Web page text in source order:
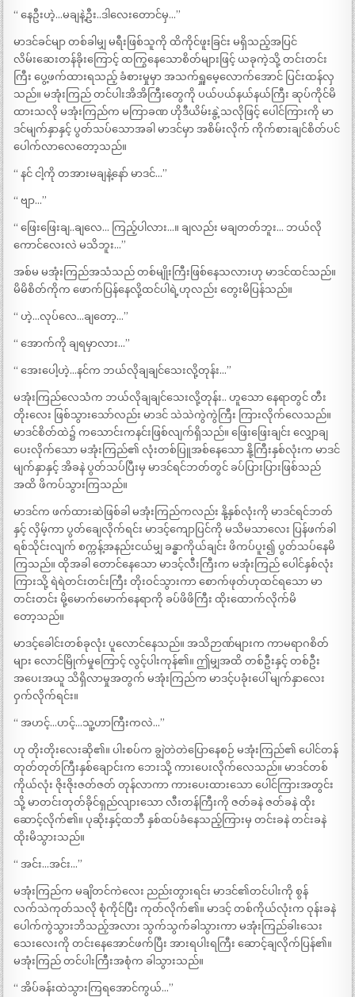
“ နေဦးဟဲ့…မချနဲ့ဦး..ဒါလေးတောင်မှ…”
မာဒင်ခင်မျာ တစ်ခါမျှ မရီးဖြစ်သူကို ထိကိုင်ဖူးခြင်း မရှိသည့်အပြင်
လိမ်းဆေးတန်ခိုးကြောင့် ထကြွနေသောစိတ်များဖြင့် ယခုကဲ့သို့ တင်းတင်း
ကြီး ပွေ့ဖက်ထားရသည့် ခံစားမှုမှာ အသက်ရှူမေ့လောက်အောင် ပြင်းထန်လှ
သည်။ မအုံးကြည် တင်ပါးအိအိကြီးတွေကို ပယ်ပယ်နယ်နယ်ကြီး ဆုပ်ကိုင်မိ
ထားသလို မအုံးကြည်က မကြာခဏ ဟိုဒီယိမ်းနွဲ့သလိုဖြင့် ပေါင်ကြားကို မာ
ဒင်မျက်နှာနှင့် ပွတ်သပ်သောအခါ မာဒင်မှာ အစိမ်းလိုက် ကိုက်စားချင်စိတ်ပင်
ပေါက်လာလေတော့သည်။
“ နင် ငါ့ကို တအားမချနဲ့နော် မာဒင်…”
“ ဗျာ…”
“ ဖြေးဖြေးချ..ချလေ… ကြည့်ပါလား…။ ချလည်း မချတတ်ဘူး… ဘယ်လို
ကောင်လေးလဲ မသိဘူး…”
အစ်မ မအုံးကြည်အသံသည် တစ်မျိုးကြီးဖြစ်နေသလားဟု မာဒင်ထင်သည်။
မိမိစိတ်ကိုက ဖောက်ပြန်နေလို့ထင်ပါရဲ့ဟုလည်း တွေးမိပြန်သည်။
“ ဟဲ့…လုပ်လေ…ချတော့…”
“ အောက်ကို ချရမှာလား…”
“ အေးပေါ့ဟဲ့…နင်က ဘယ်လိုချချင်သေးလို့တုန်း…”
မအုံးကြည်လေသံက ဘယ်လိုချချင်သေးလို့တုန်း.. ဟူသော နေရာတွင် တီး
တိုးလေး ဖြစ်သွားသော်လည်း မာဒင် သဲသဲကွဲကွဲကြီး ကြားလိုက်လေသည်။
မာဒင်စိတ်ထဲ၌ ကသောင်းကနင်းဖြစ်လျက်ရှိသည်။ ဖြေးဖြေးချင်း လျှောချ
ပေးလိုက်သော မအုံးကြည်၏ လုံးတစ်ပြူအစ်နေသော နို့ကြီးနှစ်လုံးက မာဒင်
မျက်နှာနှင့် အိခနဲ ပွတ်သပ်ပြီးမှ မာဒင်ရင်ဘတ်တွင် ခပ်ပြားပြားဖြစ်သည်
အထိ ဖိကပ်သွားကြသည်။
မာဒင်က ဖက်ထားဆဲဖြစ်ခါ မအုံးကြည်ကလည်း နို့နှစ်လုံးကို မာဒင်ရင်ဘတ်
နှင့် လှိမ့်ကာ ပွတ်ချေလိုက်ရင်း မာဒင့်ကျောပြင်ကို မသိမသာလေး ပြန်ဖက်ခါ
ရစ်သိုင်းလျက် စက္ကန့်အနည်းငယ်မျှ ခန္ဓာကိုယ်ချင်း ဖိကပ်ပူး၍ ပွတ်သပ်နေမိ
ကြသည်။ ထိုအခါ တောင်နေသော မာဒင့်လီးကြီးက မအုံးကြည် ပေါင်နှစ်လုံး
ကြားသို့ ရဲရဲတင်းတင်းကြီး တိုးဝင်သွားကာ စောက်ဖုတ်ဟုထင်ရသော မာ
တင်းတင်း မို့မောက်မောက်နေရာကို ခပ်ဖိဖိကြီး ထိုးထောက်လိုက်မိ
တော့သည်။
မာဒင့်ခေါင်းတစ်ခုလုံး ပူလောင်နေသည်။ အသိဉာဏ်များက ကာမရာဂစိတ်
များ လောင်မြိုက်မှုကြောင့် လွင့်ပါးကုန်၏။ ဤမျှအထိ တစ်ဦးနှင့် တစ်ဦး
အပေးအယူ သိရှိလာမှုအတွက် မအုံးကြည်က မာဒင့်ပခုံးပေါ် မျက်နှာလေး
ဝှက်လိုက်ရင်း။
“ အဟင့်…ဟင့်…သူ့ဟာကြီးကလဲ…”
ဟု တိုးတိုးလေးဆို၏။ ပါးစပ်က ချွဲတဲတဲပြောနေစဉ် မအုံးကြည်၏ ပေါင်တန်
တုတ်တုတ်ကြီးနှစ်ချောင်းက ဘေးသို့ ကားပေးလိုက်လေသည်။ မာဒင်တစ်
ကိုယ်လုံး ဇိုးဇိုးဇတ်ဇတ် တုန်လာကာ ကားပေးထားသော ပေါင်ကြားအတွင်း
သို့ မာတင်းတုတ်ခိုင်ရှည်လျားသော လီးတန်ကြီးကို ဇတ်ခနဲ ဇတ်ခနဲ ထိုး
ဆောင့်လိုက်၏။ ပုဆိုးနှင့်ထဘီ နှစ်ထပ်ခံနေသည့်ကြားမှ တင်းခနဲ တင်းခနဲ
ထိုးမိသွားသည်။
“ အင်း…အင်း…”
မအုံးကြည်က မချိတင်ကဲလေး ညည်းတွားရင်း မာဒင်၏တင်ပါးကို စွန်
လက်သဲကုတ်သလို စုံကိုင်ပြီး ကုတ်လိုက်၏။ မာဒင့် တစ်ကိုယ်လုံးက ဝုန်းခနဲ
ပေါက်ကွဲသွားဘိသည့်အလား သွက်သွက်ခါသွားကာ မအုံးကြည်ခါးသေး
သေးလေးကို တင်းနေအောင်ဖက်ပြီး အားရပါးရကြီး ဆောင့်ချလိုက်ပြန်၏။
မအုံးကြည် တင်ပါးကြီးအစုံက ခါသွားသည်။
“ အိပ်ခန်းထဲသွားကြရအောင်ကွယ်…”